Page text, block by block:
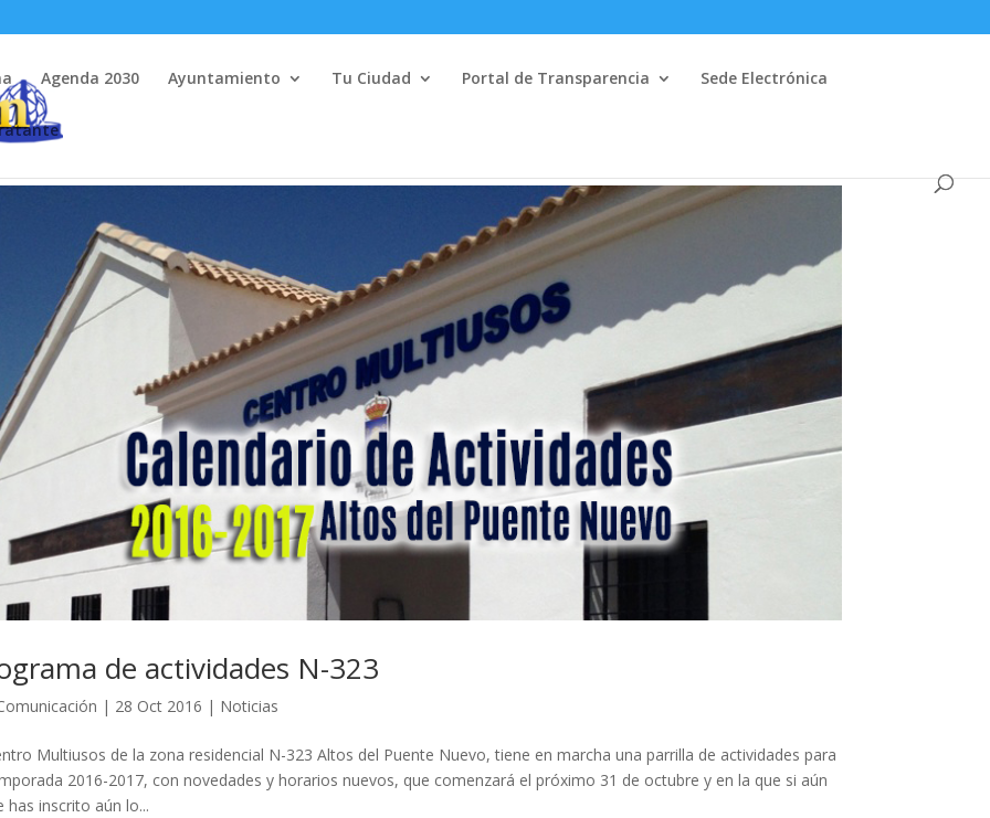
Agenda 2030 Ayuntamiento Tu Ciudad Portal de Transparencia Sede Electrónica
de actividades N-323
| 28 Oct 2016 | Noticias
Multiusos de la zona residencial N-323 Altos del Puente Nuevo, tiene en marcha una parrilla de actividades para
2016-2017, con novedades y horarios nuevos, que comenzará el próximo 31 de octubre y en la que si aún
has inscrito aún lo...